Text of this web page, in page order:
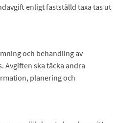
enligt fastställd taxa tas ut
och behandling av
Avgiften ska täcka andra
planering och